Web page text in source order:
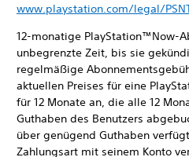
www.playstation.com/legal/
12-monatige PlayStation™Now-
unbegrenzte Zeit, bis sie
regelmäßige
aktuellen Preises für eine
für 12 Monate an, die alle 12
Guthaben des Benutzers
über genügend Guthaben
Zahlungsart mit seinem Konto